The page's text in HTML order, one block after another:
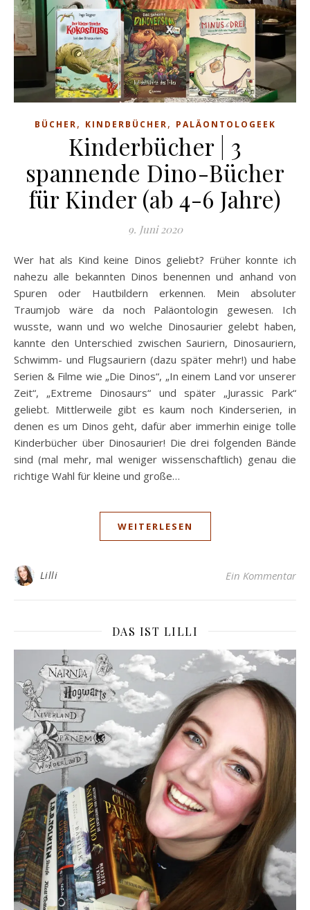
BÜCHER, KINDERBÜCHER, PALÄONTOLOGEEK
Kinderbücher | 3
spannende Dino-Bücher
für Kinder (ab 4-6 Jahre)
9. Juni 2020
Wer hat als Kind keine Dinos geliebt? Früher konnte ich
nahezu alle bekannten Dinos benennen und anhand von
Spuren oder Hautbildern erkennen. Mein absoluter
Traumjob wäre da noch Paläontologin gewesen. Ich
wusste, wann und wo welche Dinosaurier gelebt haben,
kannte den Unterschied zwischen Sauriern, Dinosauriern,
Schwimm- und Flugsauriern (dazu später mehr!) und habe
Serien & Filme wie „Die Dinos“, „In einem Land vor unserer
Zeit“, „Extreme Dinosaurs“ und später „Jurassic Park“
geliebt. Mittlerweile gibt es kaum noch Kinderserien, in
denen es um Dinos geht, dafür aber immerhin einige tolle
Kinderbücher über Dinosaurier! Die drei folgenden Bände
sind (mal mehr, mal weniger wissenschaftlich) genau die
richtige Wahl für kleine und große…
WEITERLESEN
Lilli Ein Kommentar
DAS IST LILLI